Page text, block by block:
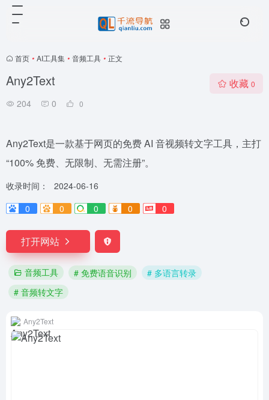
首页 • AI工具集 • 音频工具 • 正文
Any2Text
204 0 0
收藏 0
Any2Text是一款基于网页的免费 AI 音视频转文字工具，主打
“100% 免费、无限制、无需注册”。
收录时间：
2024-06-16
0
0 0 0 0
打开网站
音频工具 # 免费语音识别
# 多语言转录
# 音频转文字
Any2Text